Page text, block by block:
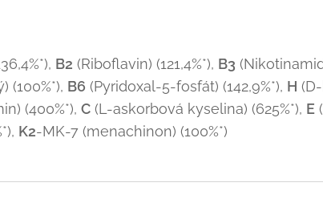
B2 (Riboflavin) (121,4%*), B3
B6 (Pyridoxal-5-fosfát) (142,9%*), H
(400%*), C(L-askorbová kyselina) (625%*), E
K2-MK-7 (menachinon) (100%*)